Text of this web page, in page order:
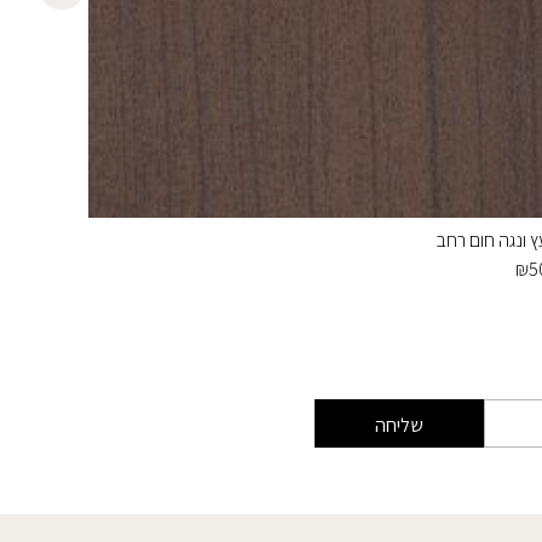
ונגה חום רחב
₪
שליחה